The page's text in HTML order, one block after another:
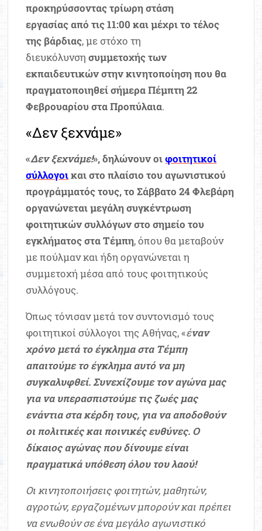
προκηρύσσοντας τρίωρη στάση
εργασίας από τις 11:00 και μέχρι το τέλος
της βάρδιας, με στόχο τη
διευκόλυνσησυμμετοχής των
εκπαιδευτικών στην κινητοποίηση που θα
πραγματοποιηθεί σήμερα Πέμπτη 22
Φεβρουαρίου στα Προπύλαια.
«Δεν ξεχνάμε»
«Δεν ξεχνάμε!», δηλώνουν οιφοιτητικοί
σύλλογοικαι στο πλαίσιο του αγωνιστικού
προγράμματός τους, το Σάββατο 24 Φλεβάρη
οργανώνεται μεγάλη συγκέντρωση
φοιτητικών συλλόγων στο σημείο του
εγκλήματος στα Τέμπη, όπου θα μεταβούν
με πούλμαν και ήδη οργανώνεται η
συμμετοχή μέσα από τους φοιτητικούς
συλλόγους.
Όπως τόνισαν μετά τον συντονισμό τους
φοιτητικοί σύλλογοι της Αθήνας, «έναν
χρόνο μετά το έγκλημα στα Τέμπη
απαιτούμε το έγκλημα αυτό να μη
συγκαλυφθεί. Συνεχίζουμε τον αγώνα μας
για να υπερασπιστούμε τις ζωές μας
ενάντια στα κέρδη τους, για να αποδοθούν
οι πολιτικές και ποινικές ευθύνες. Ο
δίκαιος αγώνας που δίνουμε είναι
πραγματικά υπόθεση όλου του λαού!
Οι κινητοποιήσεις φοιτητών, μαθητών,
αγροτών, εργαζομένων μπορούν και πρέπει
να ενωθούν σε ένα μεγάλο αγωνιστικό